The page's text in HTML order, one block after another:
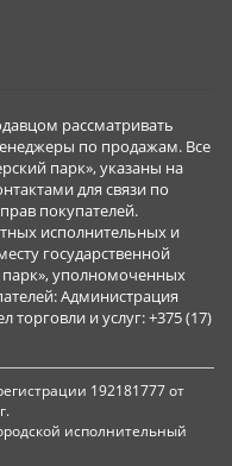
рассматривать
по продажам. Все
парк», указаны на
для связи по
покупателей.
исполнительных и
государственной
уполномоченных
Администрация
торговли и услуг: +375 (17)
192181777 от
исполнительный